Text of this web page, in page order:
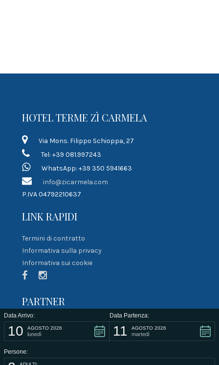
HOTEL TERME ZÌ CARMELA
Via Mons. Filippo Schioppa, 27
Tel: +39 081.997243
WhatsApp: +39 350 5941663
info@zicarmela.com
P.IVA 04792210637
LINK RAPIDI
Termini di contratto
Informativa sulla privacy
Informativa sui cookie
PARTNER
Data Arrivo:
10 AGOSTO 2026
lunedì
Data Partenza:
11 AGOSTO 2026
martedì
Persone: